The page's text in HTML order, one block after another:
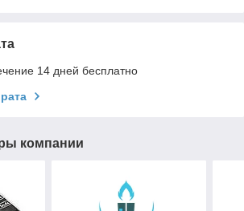
14 дней бесплатно
компании